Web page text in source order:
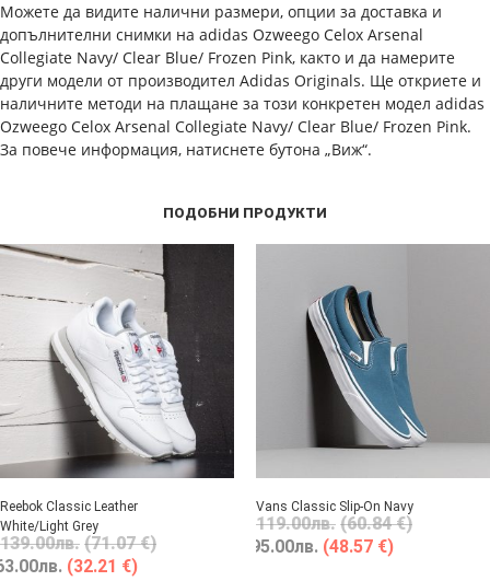
Можете да видите налични размери, опции за доставка и
допълнителни снимки на adidas Ozweego Celox Arsenal
Collegiate Navy/ Clear Blue/ Frozen Pink, както и да намерите
други модели от производител Adidas Originals. Ще откриете и
наличните методи на плащане за този конкретен модел adidas
Ozweego Celox Arsenal Collegiate Navy/ Clear Blue/ Frozen Pink.
За повече информация, натиснете бутона „Виж“.
ПОДОБНИ ПРОДУКТИ
Reebok Classic Leather
White/Light Grey
139.00лв. (71.07 €)
лв. (32.21 €)
Vans Classic Slip-On Navy
119.00лв. (60.84 €)
95.00лв. (48.57 €)